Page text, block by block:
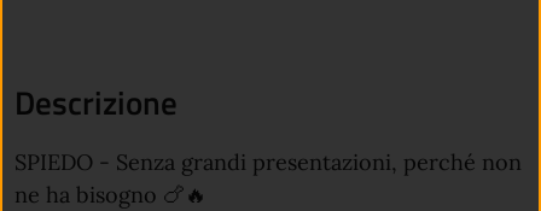
Descrizione
SPIEDO - Senza grandi presentazioni, perché non
ne ha bisogno 🍗🔥